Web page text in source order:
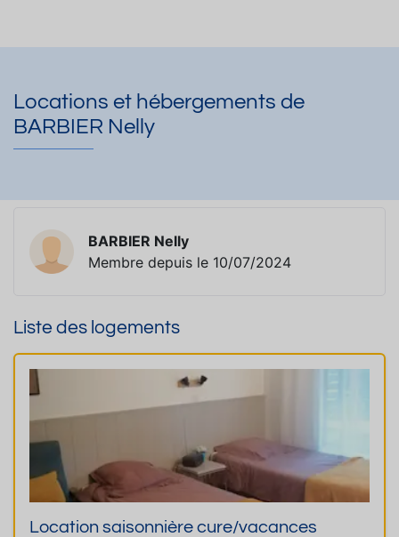
Locations et hébergements de
BARBIER Nelly
BARBIER Nelly
Membre depuis le 10/07/2024
Liste des logements
Location saisonnière cure/vacances